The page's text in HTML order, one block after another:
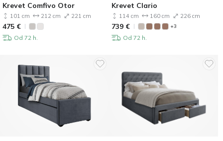
Krevet Comfivo Otor
101 cm 212 cm 221 cm
475 €
Od 72 h.
Krevet Clario
114 cm 160 cm 226 cm
739 € +3
Od 72 h.